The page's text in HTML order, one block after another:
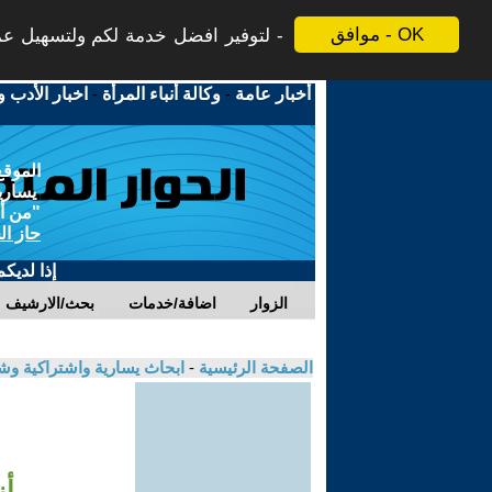
موافق - OK لتوفير افضل خدمة لكم ولتسهيل
أخبار عامة -وكالة أنباء المرأة - اخبار الأدب
"من
حاز
إذا
بحث/الارشيف اضافة/خدمات الزوار
الصفحة الرئيسية - ابحاث يسارية واشتراكية